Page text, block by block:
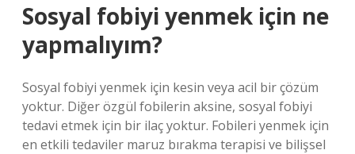
Sosyal fobiyi yenmek için ne
yapmalıyım?
Sosyal fobiyi yenmek için kesin veya acil bir çözüm
yoktur. Diğer özgül fobilerin aksine, sosyal fobiyi
tedavi etmek için bir ilaç yoktur. Fobileri yenmek için
en etkili tedaviler maruz bırakma terapisi ve bilişsel